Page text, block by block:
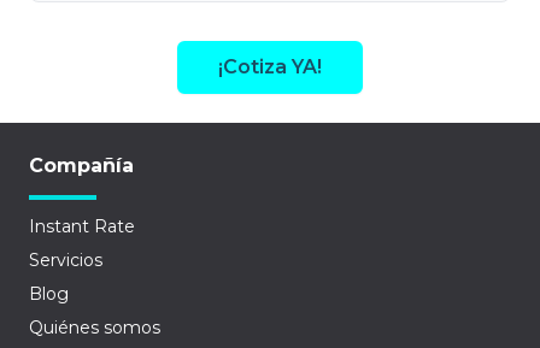
¡Cotiza YA!
Compañía
Instant Rate
Servicios
Blog
Quiénes somos